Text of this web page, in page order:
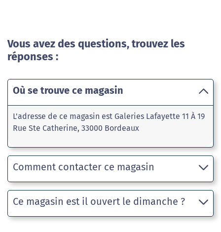
Vous avez des questions, trouvez les
réponses :
Où se trouve ce magasin
L'adresse de ce magasin est Galeries Lafayette 11 À 19
Rue Ste Catherine, 33000 Bordeaux
Comment contacter ce magasin
Ce magasin est il ouvert le dimanche ?